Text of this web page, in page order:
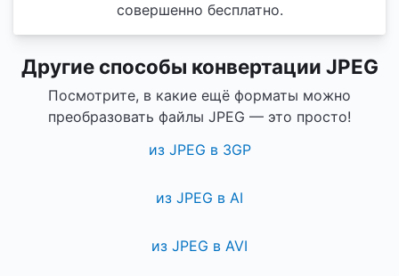
совершенно бесплатно.
Другие способы конвертации JPEG
Посмотрите, в какие ещё форматы можно
преобразовать файлы JPEG — это просто!
из JPEG в 3GP
из JPEG в AI
из JPEG в AVI